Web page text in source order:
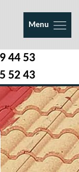
Menu
44 53
52 43